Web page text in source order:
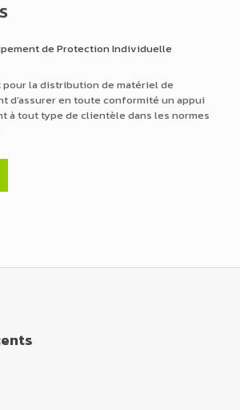
de Protection Individuelle
la distribution de matériel de
d’assurer en toute conformité un appui
à tout type de clientèle dans les normes